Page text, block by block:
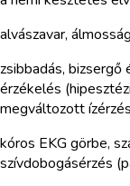
alvászavar, álmosság
zsibbadás,
érzékelés
megváltozott
kóros EKG görbe,
szívdobogásérzés